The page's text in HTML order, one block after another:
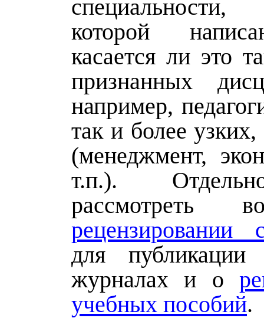
которой
касается ли это
признанных
например,
так и более
(менеджмент,
т.п.).
рассмотреть
для
журналах и о
учебных пособий.